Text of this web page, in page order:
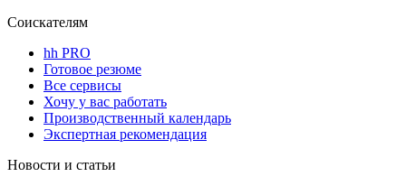
Соискателям
hh PRO
Готовое резюме
Все сервисы
Хочу у вас работать
Производственный календарь
Экспертная рекомендация
Новости и статьи